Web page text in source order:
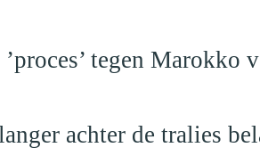
tegen Marokko
achter de tralies